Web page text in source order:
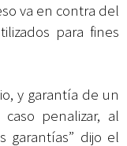
va en contra del
para fines
y garantía de un
penalizar, al
garantías” dijo el